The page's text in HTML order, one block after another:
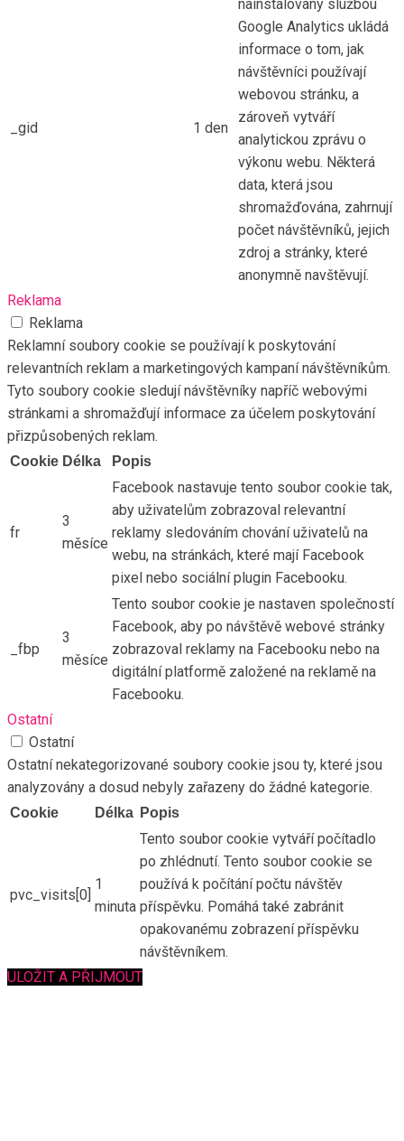
_gid 1 den
nainstalovaný službou
Google Analytics ukládá
informace o tom, jak
návštěvníci používají
webovou stránku, a
zároveň vytváří
analytickou zprávu o
výkonu webu. Některá
data, která jsou
shromažďována, zahrnují
počet návštěvníků, jejich
zdroj a stránky, které
anonymně navštěvují.
Reklama
Reklama
Reklamní soubory cookie se používají k poskytování
relevantních reklam a marketingových kampaní návštěvníkům.
Tyto soubory cookie sledují návštěvníky napříč webovými
stránkami a shromažďují informace za účelem poskytování
přizpůsobených reklam.
Cookie Délka Popis
fr
3
měsíce
Facebook nastavuje tento soubor cookie tak,
aby uživatelům zobrazoval relevantní
reklamy sledováním chování uživatelů na
webu, na stránkách, které mají Facebook
pixel nebo sociální plugin Facebooku.
_fbp
3
měsíce
Tento soubor cookie je nastaven společností
Facebook, aby po návštěvě webové stránky
zobrazoval reklamy na Facebooku nebo na
digitální platformě založené na reklamě na
Facebooku.
Ostatní
Ostatní
Ostatní nekategorizované soubory cookie jsou ty, které jsou
analyzovány a dosud nebyly zařazeny do žádné kategorie.
Cookie Délka Popis
pvc_visits[0]
1
minuta
Tento soubor cookie vytváří počítadlo
po zhlédnutí. Tento soubor cookie se
používá k počítání počtu návštěv
příspěvku. Pomáhá také zabránit
opakovanému zobrazení příspěvku
návštěvníkem.
ULOŽIT A PŘIJMOUT